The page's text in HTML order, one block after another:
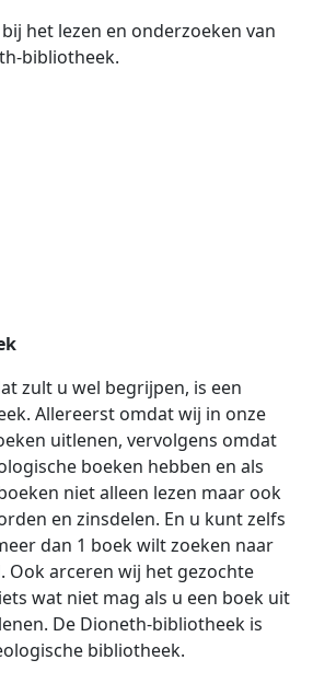
het lezen en onderzoeken van
bibliotheek.
zult u wel begrijpen, is een
Allereerst omdat wij in onze
uitlenen, vervolgens omdat
boeken hebben en als
niet alleen lezen maar ook
en zinsdelen. En u kunt zelfs
dan 1 boek wilt zoeken naar
Ook arceren wij het gezochte
wat niet mag als u een boek uit
De Dioneth-bibliotheek is
bibliotheek.